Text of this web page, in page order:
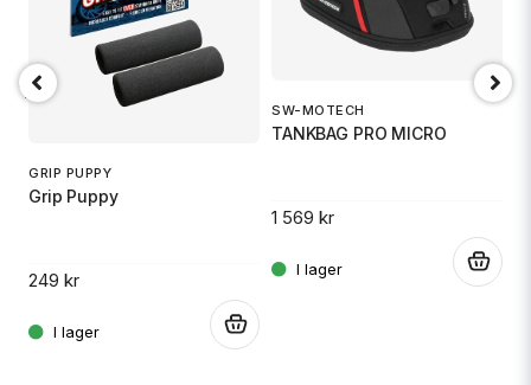
TR6
GRIP PUPPY
Grip Puppy
249 kr
SW-MOTECH
TANKBAG PRO MICRO
1 569 kr